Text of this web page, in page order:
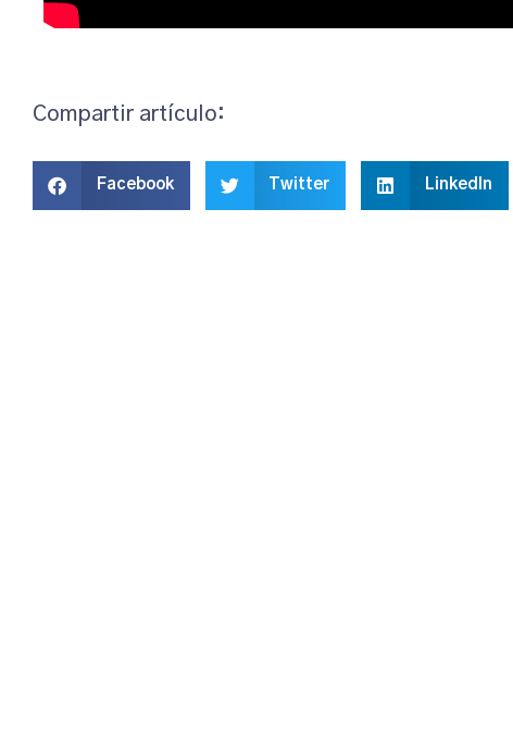
Compartir artículo:
Facebook Twitter LinkedIn